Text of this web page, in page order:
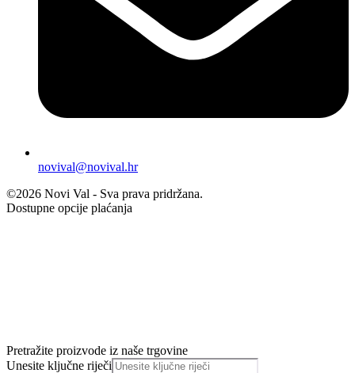
novival@novival.hr
©2026 Novi Val - Sva prava pridržana.
Dostupne opcije plaćanja
Pretražite proizvode iz naše trgovine
Unesite ključne riječi